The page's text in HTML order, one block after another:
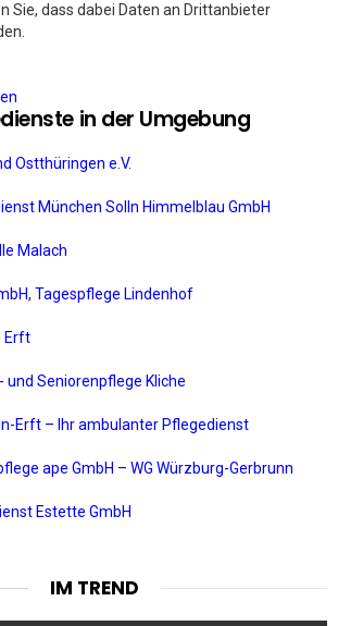
Sie, dass dabei Daten an Drittanbieter
in der Umgebung
Ostthüringen e.V.
München Solln Himmelblau GmbH
Malach
Tagespflege Lindenhof
Erft
Seniorenpflege Kliche
Erft – Ihr ambulanter Pflegedienst
ape GmbH – WG Würzburg-Gerbrunn
Estette GmbH
IM TREND